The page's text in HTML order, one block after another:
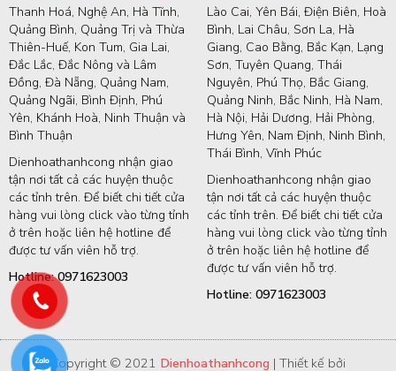
Thanh Hoá, Nghệ An, Hà Tĩnh,
Quảng Bình, Quảng Trị và Thừa
Thiên-Huế, Kon Tum, Gia Lai,
Đắc Lắc, Đắc Nông và Lâm
Đồng, Đà Nẵng, Quảng Nam,
Quảng Ngãi, Bình Định, Phú
Yên, Khánh Hoà, Ninh Thuận và
Bình Thuận
Dienhoathanhcong nhận giao
tận nơi tất cả các huyện thuộc
các tỉnh trên. Để biết chi tiết cửa
hàng vui lòng click vào từng tỉnh
ở trên hoặc liên hệ hotline để
được tư vấn viên hỗ trợ.
Hotline: 0971623003
Lào Cai, Yên Bái, Điện Biên, Hoà
Bình, Lai Châu, Sơn La, Hà
Giang, Cao Bằng, Bắc Kạn, Lạng
Sơn, Tuyên Quang, Thái
Nguyên, Phú Thọ, Bắc Giang,
Quảng Ninh, Bắc Ninh, Hà Nam,
Hà Nội, Hải Dương, Hải Phòng,
Hưng Yên, Nam Định, Ninh Bình,
Thái Bình, Vĩnh Phúc
Dienhoathanhcong nhận giao
tận nơi tất cả các huyện thuộc
các tỉnh trên. Để biết chi tiết cửa
hàng vui lòng click vào từng tỉnh
ở trên hoặc liên hệ hotline để
được tư vấn viên hỗ trợ.
Hotline: 0971623003
Copyright © 2021 Dienhoathanhcong | Thiết kế bởi